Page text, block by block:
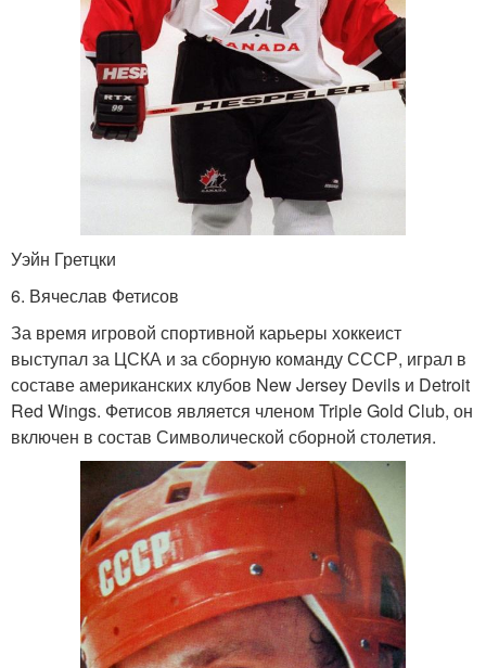
Уэйн Гретцки
6. Вячеслав Фетисов
За время игровой спортивной карьеры хоккеист
выступал за ЦСКА и за сборную команду СССР, играл в
составе американских клубов New Jersey Devils и Detroit
Red Wings. Фетисов является членом Triple Gold Club, он
включен в состав Символической сборной столетия.